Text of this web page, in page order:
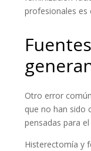
profesionales es
Otro error
que no han sido
pensadas para
Histerectomía y